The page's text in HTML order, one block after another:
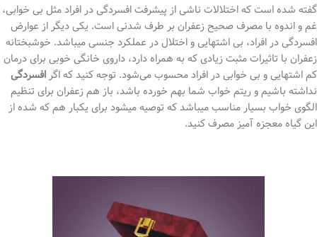
گفته شده است که اختلالات ناشی از پیشرفت افسردگی در افراد مثل بی خوابی،
غم و اندوه با مصرف صحیح زعفران بر طرف شدنی است. یکی دیگر از عوارض
افسردگی در افراد، بی اشتهایی و اختلال در عملکرد جنسی میباشد. خوشبختانه
زعفران با تاثیرات مثبت زیادی که به همراه دارد، داروی خانگی خوبی برای درمان
کم اشتهایی و بی خوابی در افراد محسوب می‌شود. توجه کنید که اگر افسردگی
نداشته باشیم و ریتم خواب شما بهم خورده باشد، باز هم زعفران برای تنظیم
الگوی خواب بسیار مناسب میباشد که توصیه میشود برای یکبار هم که شده از
این گیاه معجزه آمیز مصرف کنید.